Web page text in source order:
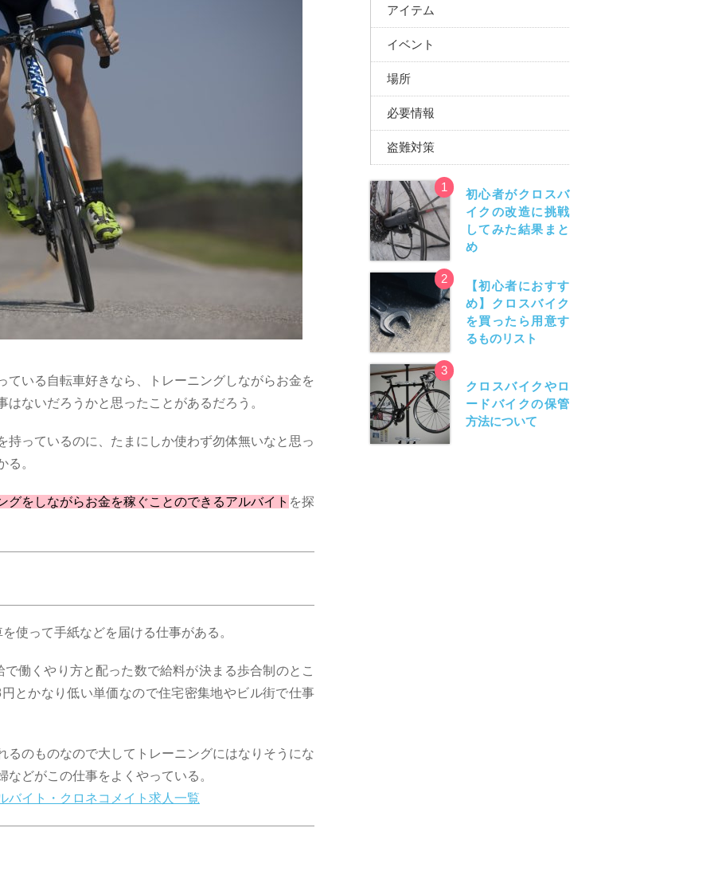
ている自転車好きなら、トレーニングしながらお金を
ないだろうかと思ったことがあるだろう。
持っているのに、たまにしか使わず勿体無いなと思っ
る。
グをしながらお金を稼ぐことのできるアルバイト を探
使って手紙などを届ける仕事がある。
働くやり方と配った数で給料が決まる歩合制のとこ
とかなり低い単価なので住宅密集地やビル街で仕事
るのものなので大してトレーニングにはなりそうにな
どがこの仕事をよくやっている。
バイト・クロネコメイト求人一覧
アイテム
イベント
場所
必要情報
盗難対策
1
初心者がクロスバ
イクの改造に挑戦
してみた結果まと
め
2
【初心者におすす
め】クロスバイク
を買ったら用意す
るものリスト
3
クロスバイクやロ
ードバイクの保管
方法について